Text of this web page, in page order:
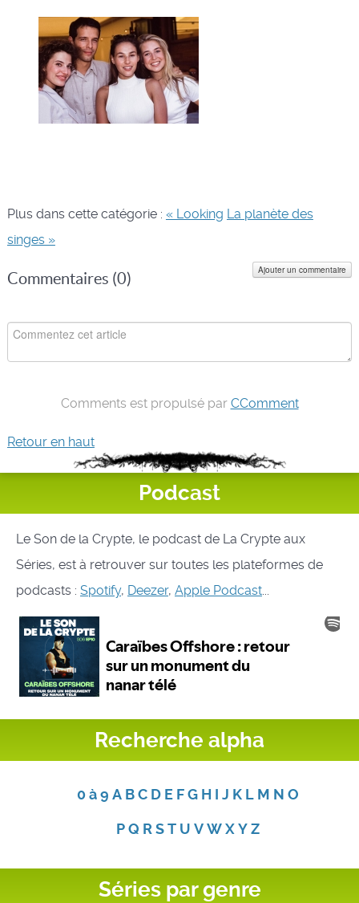
Plus dans cette catégorie : « Looking La planète des
singes »
Commentaires (0)
Ajouter un commentaire
Comments est propulsé par CComment
Retour en haut
Podcast
Le Son de la Crypte, le podcast de La Crypte aux
Séries, est à retrouver sur toutes les plateformes de
podcasts : Spotify, Deezer, Apple Podcast...
Recherche alpha
0 à 9 A B C D E F G H I J K L M N O
P Q R S T U V W X Y Z
Séries par genre